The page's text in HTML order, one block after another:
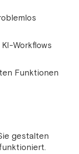
Workflows
Funktionen
gestalten